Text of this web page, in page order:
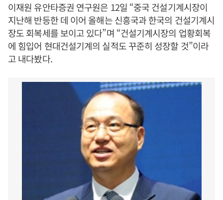
이재원 유안타증권 연구원은 12일 “중국 건설기계시장이
지난해 반등한 데 이어 올해는 신흥국과 한국의 건설기계시
장도 회복세를 보이고 있다”며 “건설기계시장의 업황회복
에 힘입어 현대건설기계의 실적도 꾸준히 성장할 것”이라
고 내다봤다.